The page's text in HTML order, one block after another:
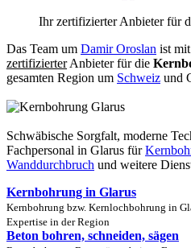
Ihr zertifizierter Anbieter für
Das Team um Damir Oroslan ist
zertifizierterAnbieter für die
gesamten Region um Schweiz und
Schwäbische Sorgfalt, moderne
Fachpersonal in Glarus für
Wanddurchbruch und weitere
Kernbohrung in Glarus
Kernbohrung bzw. Kernlochbohrung in
Expertise in der Region
Beton bohren, schneiden, sägen